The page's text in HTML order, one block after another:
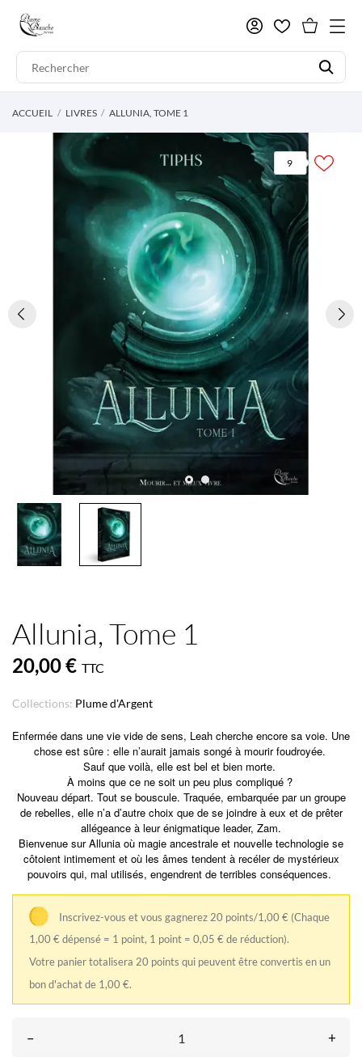
ACCUEIL LIVRES ALLUNIA, TOME 1
9
Allunia, Tome 1
20,00 € TTC
Collections: Plume d'Argent
Enfermée dans une vie vide de sens, Leah cherche encore sa voie. Une
chose est sûre : elle n’aurait jamais songé à mourir foudroyée.
Sauf que voilà, elle est bel et bien morte.
À moins que ce ne soit un peu plus compliqué ?
Nouveau départ. Tout se bouscule. Traquée, embarquée par un groupe
de rebelles, elle n’a d’autre choix que de se joindre à eux et de prêter
allégeance à leur énigmatique leader, Zam.
Bienvenue sur Allunia où magie ancestrale et nouvelle technologie se
côtoient intimement et où les âmes tendent à recéler de mystérieux
pouvoirs qui, mal utilisés, engendrent de terribles conséquences.
Inscrivez-vous et vous gagnerez 20 points/1,00 € (Chaque
1,00 € dépensé = 1 point, 1 point = 0,05 € de réduction).
Votre panier totalisera 20 points qui peuvent être convertis en un
bon d'achat de 1,00 €.
– +